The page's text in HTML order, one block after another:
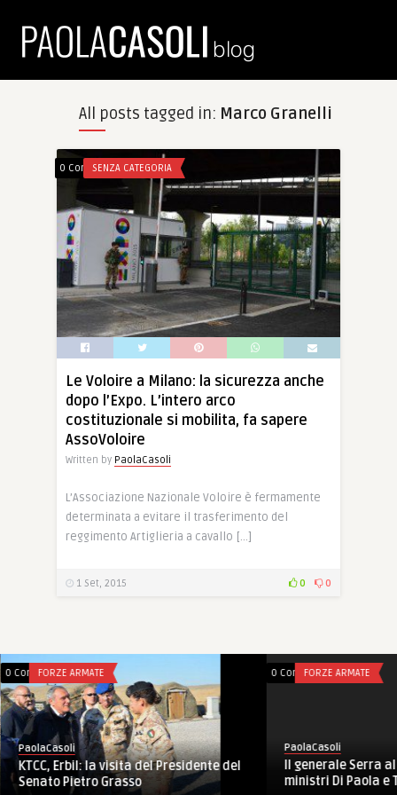
All posts tagged in: Marco Granelli
0 CommentsSENZA CATEGORIA
Le Voloire a Milano: la sicurezza anche
dopo l’Expo. L’intero arco
costituzionale si mobilita, fa sapere
AssoVoloire
Written by PaolaCasoli
L’Associazione Nazionale Voloire è fermamente
determinata a evitare il trasferimento del
reggimento Artiglieria a cavallo […]
1 Set, 2015 0 0
0 CommentsFORZE ARMATE
PaolaCasoli
KTCC, Erbil: la visita del Presidente del
Senato Pietro Grasso
0 CommentsFORZE ARMATE
PaolaCasoli
Il generale Serra
ministri Di Paola e